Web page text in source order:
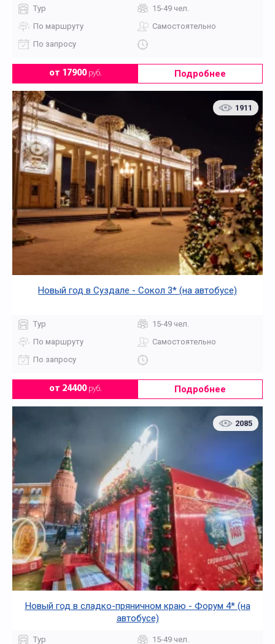
Тур
15-49 чел.
По маршруту
Самостоятельно
По запросу
от 17900руб. Подробнее
1911
Новый год в Суздале - Сокол 3* (на автобусе)
Тур
15-49 чел.
По маршруту
Самостоятельно
По запросу
от 24400руб. Подробнее
2085
Новый год в сладко-пряничном краю - Форум 4* (на
автобусе)
Тур 15-49 чел.